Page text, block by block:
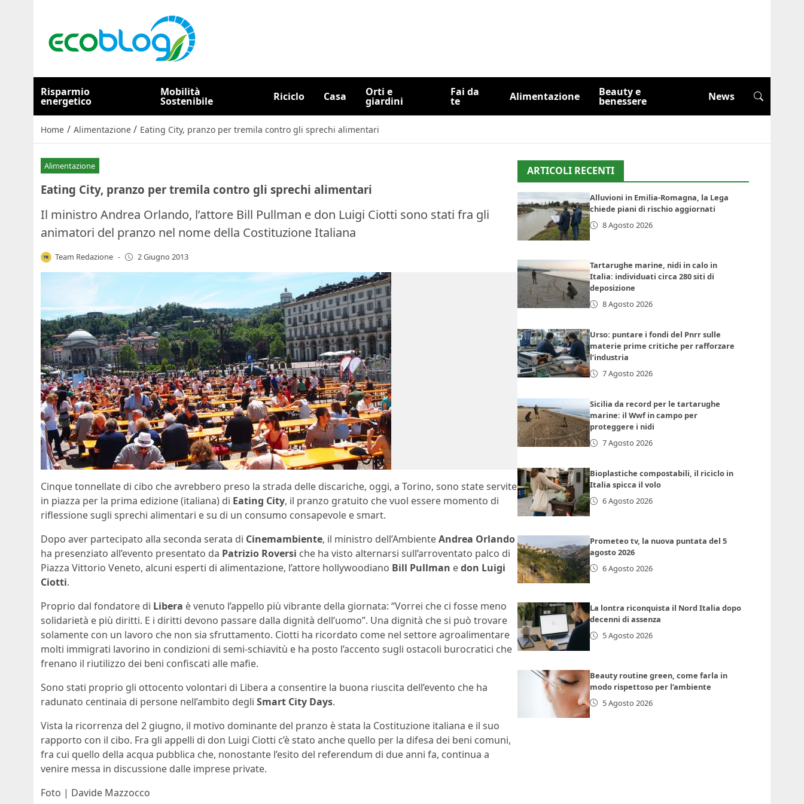
Risparmio
energetico
Mobilità
Sostenibile Riciclo Casa Orti e
giardini
Fai da
te Alimentazione Beauty e
benessere News
Home / Alimentazione / Eating City, pranzo per tremila contro gli sprechi alimentari
Alimentazione
Eating City, pranzo per tremila contro gli sprechi alimentari
Il ministro Andrea Orlando, l’attore Bill Pullman e don Luigi Ciotti sono stati fra gli
animatori del pranzo nel nome della Costituzione Italiana
Team Redazione - 2 Giugno 2013
Cinque tonnellate di cibo che avrebbero preso la strada delle discariche, oggi, a Torino, sono state servite
in piazza per la prima edizione (italiana) di Eating City, il pranzo gratuito che vuol essere momento di
riflessione sugli sprechi alimentari e su di un consumo consapevole e smart.
Dopo aver partecipato alla seconda serata di Cinemambiente, il ministro dell’AmbienteAndrea Orlando
ha presenziato all’evento presentato da Patrizio Roversi che ha visto alternarsi sull’arroventato palco di
Piazza Vittorio Veneto, alcuni esperti di alimentazione, l’attore hollywoodiano Bill Pullman edon Luigi
Ciotti.
Proprio dal fondatore di Libera è venuto l’appello più vibrante della giornata: “Vorrei che ci fosse meno
solidarietà e più diritti. E i diritti devono passare dalla dignità dell’uomo”. Una dignità che si può trovare
solamente con un lavoro che non sia sfruttamento. Ciotti ha ricordato come nel settore agroalimentare
molti immigrati lavorino in condizioni di semi-schiavitù e ha posto l’accento sugli ostacoli burocratici che
frenano il riutilizzo dei beni confiscati alle mafie.
Sono stati proprio gli ottocento volontari di Libera a consentire la buona riuscita dell’evento che ha
radunato centinaia di persone nell’ambito degli Smart City Days.
Vista la ricorrenza del 2 giugno, il motivo dominante del pranzo è stata la Costituzione italiana e il suo
rapporto con il cibo. Fra gli appelli di don Luigi Ciotti c’è stato anche quello per la difesa dei beni comuni,
fra cui quello della acqua pubblica che, nonostante l’esito del referendum di due anni fa, continua a
venire messa in discussione dalle imprese private.
Foto | Davide Mazzocco
ARTICOLI RECENTI
Alluvioni in Emilia-Romagna, la Lega
chiede piani di rischio aggiornati
8 Agosto 2026
Tartarughe marine, nidi in calo in
Italia: individuati circa 280 siti di
deposizione
8 Agosto 2026
Urso: puntare i fondi del Pnrr sulle
materie prime critiche per rafforzare
l’industria
7 Agosto 2026
Sicilia da record per le tartarughe
marine: il Wwf in campo per
proteggere i nidi
7 Agosto 2026
Bioplastiche compostabili, il riciclo in
Italia spicca il volo
6 Agosto 2026
Prometeo tv, la nuova puntata del 5
agosto 2026
6 Agosto 2026
La lontra riconquista il Nord Italia dopo
decenni di assenza
5 Agosto 2026
Beauty routine green, come farla in
modo rispettoso per l’ambiente
5 Agosto 2026